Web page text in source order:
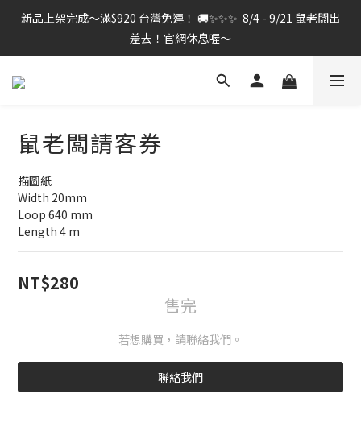
新品上架完成～滿$920 台灣免運！ 🚚✨✨✨  8/4 - 9/21 鼠老闆出
差去！官網休息喔～
鼠老闆請客券
描圖紙
Width 20mm
Loop 640 mm
Length 4 m
NT$280
售完
若想購買，請聯絡我們。
聯絡我們